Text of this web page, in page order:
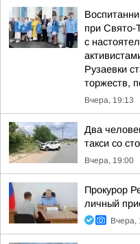
при Свято-
с
Рузаевки
торжеств,
Вчера, 19:13
Два
такси со
Вчера, 19:00
Прокурор
личный
Вчера,